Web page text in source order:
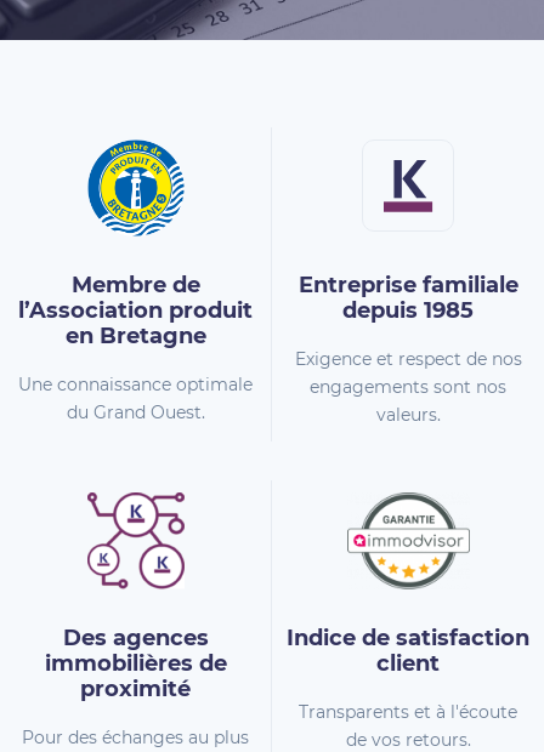
Membre de
l’Association produit
en Bretagne
Une connaissance optimale
du Grand Ouest.
Entreprise familiale
depuis 1985
Exigence et respect de nos
engagements sont nos
valeurs.
Des agences
immobilières de
proximité
Pour des échanges au plus
Indice de satisfaction
client
Transparents et à l'écoute
de vos retours.